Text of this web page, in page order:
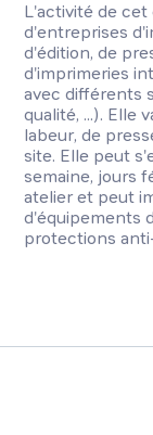
L'activité de
d'entreprises
d'édition, de
d'imprimeries
avec différents
qualité, ...). Elle
labeur, de
site. Elle peut
semaine, jours
atelier et peut
d'équipements
protections